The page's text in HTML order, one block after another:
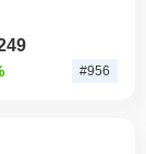
してどのよう
#956